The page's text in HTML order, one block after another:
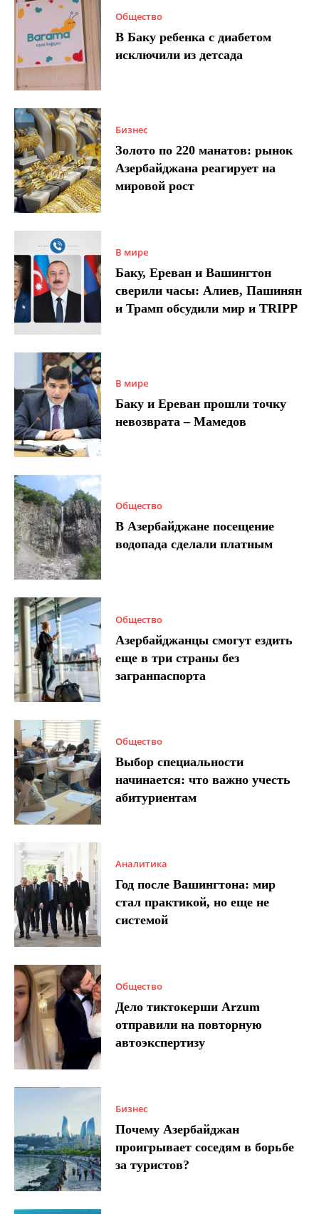
Общество
В Баку ребенка с диабетом
исключили из детсада
Бизнес
Золото по 220 манатов: рынок
Азербайджана реагирует на
мировой рост
В мире
Баку, Ереван и Вашингтон
сверили часы: Алиев, Пашинян
и Трамп обсудили мир и TRIPP
В мире
Баку и Ереван прошли точку
невозврата – Мамедов
Общество
В Азербайджане посещение
водопада сделали платным
Общество
Азербайджанцы смогут ездить
еще в три страны без
загранпаспорта
Общество
Выбор специальности
начинается: что важно учесть
абитуриентам
Аналитика
Год после Вашингтона: мир
стал практикой, но еще не
системой
Общество
Дело тиктокерши Arzum
отправили на повторную
автоэкспертизу
Бизнес
Почему Азербайджан
проигрывает соседям в борьбе
за туристов?